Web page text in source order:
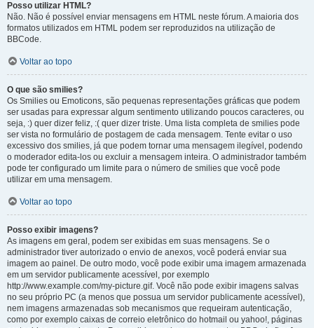
Posso utilizar HTML?
Não. Não é possível enviar mensagens em HTML neste fórum. A maioria dos
formatos utilizados em HTML podem ser reproduzidos na utilização de
BBCode.
Voltar ao topo
O que são smilies?
Os Smilies ou Emoticons, são pequenas representações gráficas que podem
ser usadas para expressar algum sentimento utilizando poucos caracteres, ou
seja, :) quer dizer feliz, :( quer dizer triste. Uma lista completa de smilies pode
ser vista no formulário de postagem de cada mensagem. Tente evitar o uso
excessivo dos smilies, já que podem tornar uma mensagem ilegível, podendo
o moderador edita-los ou excluir a mensagem inteira. O administrador também
pode ter configurado um limite para o número de smilies que você pode
utilizar em uma mensagem.
Voltar ao topo
Posso exibir imagens?
As imagens em geral, podem ser exibidas em suas mensagens. Se o
administrador tiver autorizado o envio de anexos, você poderá enviar sua
imagem ao painel. De outro modo, você pode exibir uma imagem armazenada
em um servidor publicamente acessível, por exemplo
http://www.example.com/my-picture.gif. Você não pode exibir imagens salvas
no seu próprio PC (a menos que possua um servidor publicamente acessível),
nem imagens armazenadas sob mecanismos que requeiram autenticação,
como por exemplo caixas de correio eletrônico do hotmail ou yahoo!, páginas